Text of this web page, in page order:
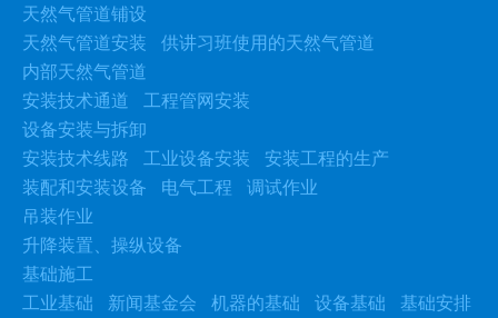
天然气管道铺设
天然气管道安装
供讲习班使用的天然气管道
内部天然气管道
安装技术通道
工程管网安装
设备安装与拆卸
安装技术线路
工业设备安装
安装工程的生产
装配和安装设备
电气工程
调试作业
吊装作业
升降装置、操纵设备
基础施工
工业基础
新闻基金会 机器的基础 设备基础
基础安排